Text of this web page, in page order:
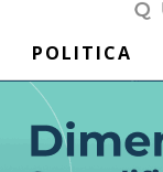
POLITICA